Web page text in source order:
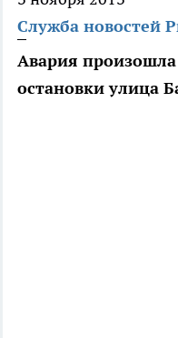
Служба новостей
Авария произошла
остановки улица